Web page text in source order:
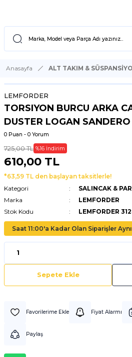
Anasayfa ALT TAKIM &
LEMFORDER
TORSIYON BURCU ARKA
DUSTER LOGAN
0 Puan - 0 Yorum
725,00 TL %16 İndirim
610,00 TL
*63,59 TL den başlayan taksitlerle!
Kategori
SALINCAK &
Marka
LEMFORDER
Stok Kodu
LEMFORDER
Saat 11:00'a Kadar Olan Siparişler
Sepete Ekle
Fiyat Alarmı
Paylaş